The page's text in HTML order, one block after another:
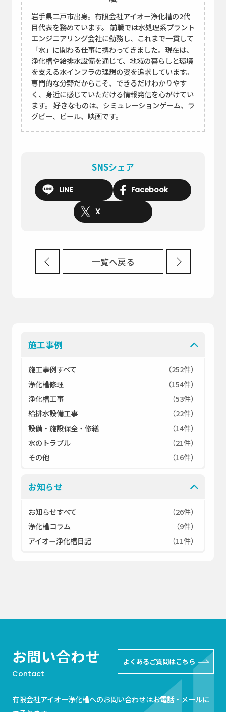
岩手県二戸市出身。有限会社アイオー浄化槽の2代
目代表を務めています。 前職では水処理系プラント
エンジニアリング会社に勤務し、これまで一貫して
「水」に関わる仕事に携わってきました。現在は、
浄化槽や給排水設備を通じて、地域の暮らしと環境
を支える水インフラの理想の姿を追求しています。
専門的な分野だからこそ、できるだけわかりやす
く、身近に感じていただける情報発信を心がけてい
ます。 好きなものは、シミュレーションゲーム、ラ
グビー、ビール、映画です。
SNSシェア
LINE Facebook
X
一覧へ戻る
施工事例
施工事例すべて
（252件）
浄化槽修理
（154件）
浄化槽工事
（53件）
給排水設備工事
（22件）
設備・施設保全・修繕
（14件）
水のトラブル
（21件）
その他
（16件）
お知らせ
お知らせすべて
（26件）
浄化槽コラム
（9件）
アイオー浄化槽日記
（11件）
お問い合わせ
Contact
よくあるご質問はこちら
有限会社アイオー浄化槽へのお問い合わせはお電話・メールに